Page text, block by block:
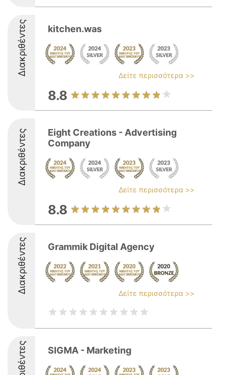
Διακριθέντες kitchen.was
Δείτε περισσότερα >>
8.8
Διακριθέντες
Eight Creations - Advertising
Company
Δείτε περισσότερα >>
8.8
Διακριθέντες Grammik Digital Agency
Δείτε περισσότερα >>
SIGMA - Marketing